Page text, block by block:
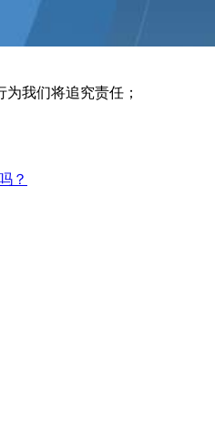
我们将追究责任；
？